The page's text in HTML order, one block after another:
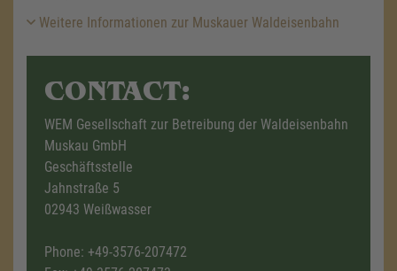
Weitere Informationen zur Muskauer Waldeisenbahn
CONTACT:
WEM Gesellschaft zur Betreibung der Waldeisenbahn
Muskau GmbH
Geschäftsstelle
Jahnstraße 5
02943 Weißwasser
Phone: +49-3576-207472